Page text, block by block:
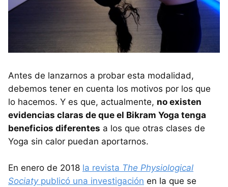
Antes de lanzarnos a probar esta modalidad,
debemos tener en cuenta los motivos por los que
lo hacemos. Y es que, actualmente, no existen
evidencias claras de que el Bikram Yoga tenga
beneficios diferentes a los que otras clases de
Yoga sin calor puedan aportarnos.
En enero de 2018 la revista The Physiological
Sociaty publicó una investigación en la que se